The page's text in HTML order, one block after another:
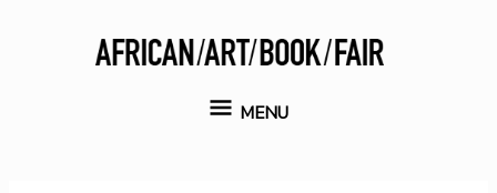
MENU
MENU